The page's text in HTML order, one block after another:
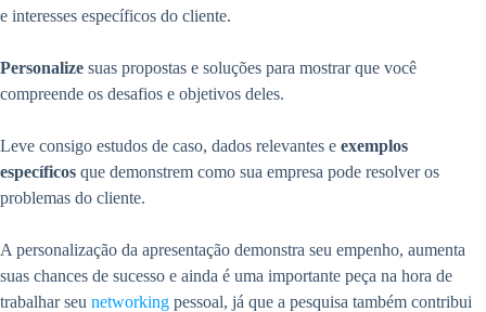
e interesses específicos do cliente.
Personalize suas propostas e soluções para mostrar que você
compreende os desafios e objetivos deles.
Leve consigo estudos de caso, dados relevantes e exemplos
específicos que demonstrem como sua empresa pode resolver os
problemas do cliente.
A personalização da apresentação demonstra seu empenho, aumenta
suas chances de sucesso e ainda é uma importante peça na hora de
trabalhar seu networking pessoal, já que a pesquisa também contribui